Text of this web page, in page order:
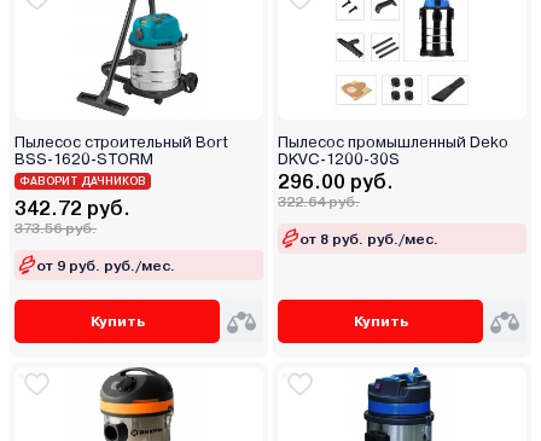
Пылесос строительный Bort
BSS-1620-STORM
ФАВОРИТ ДАЧНИКОВ
342.72 руб.
373.56 руб.
от 9 руб. руб./мес.
Купить
Пылесос промышленный Deko
DKVC-1200-30S
296.00 руб.
322.64 руб.
от 8 руб. руб./мес.
Купить